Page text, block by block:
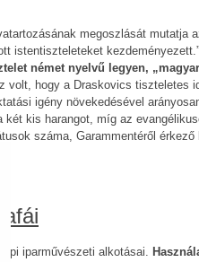
megoszlását mutatja
istentiszteleteket
német nyelvű legyen,
volt, hogy a Draskovics
igény növekedésével
két kis harangot, míg az
száma, Garammentéről
iparművészeti alkotásai.